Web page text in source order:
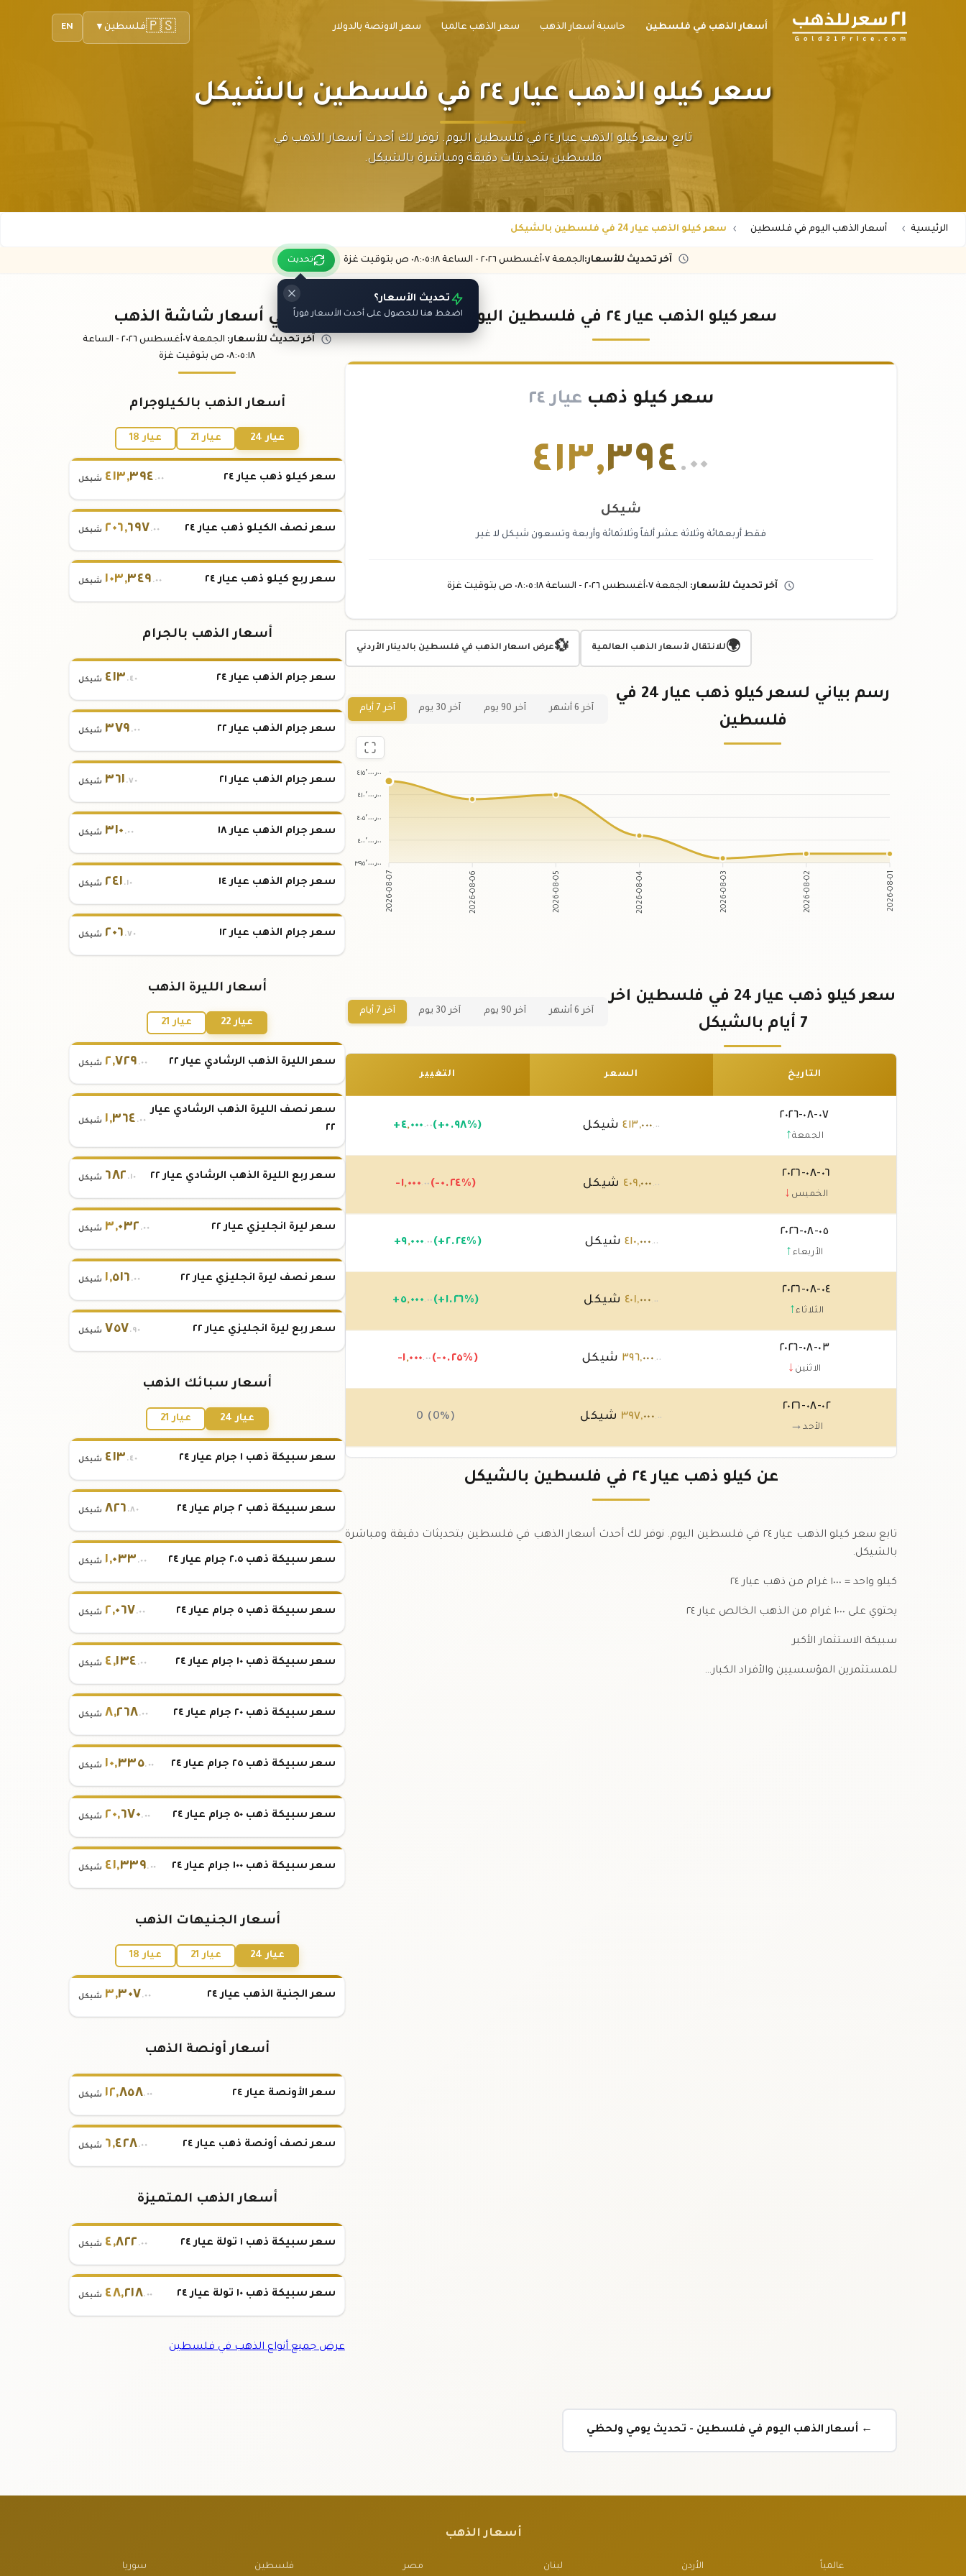
أسعار الذهب في فلسطين حاسبة أسعار الذهب سعر الذهب عالميا سعر الاونصة بالدولار EN 🇵🇸فلسطين ▼
سعر كيلو الذهب عيار ٢٤ في فلسطين بالشيكل
تابع سعر كيلو الذهب عيار ٢٤ في فلسطين اليوم. نوفر لك أحدث أسعار الذهب في
فلسطين بتحديثات دقيقة ومباشرة بالشيكل.
الرئيسية أسعار الذهب اليوم في فلسطين سعر كيلو الذهب عيار 24 في فلسطين بالشيكل
آخر تحديث للأسعار:الجمعة ٠٧ أغسطس ٢٠٢٦ - الساعة ٠٨:٠٥:١٨ ص بتوقيت غزة تحديث
تحديث الأسعار؟
اضغط هنا للحصول على أحدث الأسعار فوراً سعر كيلو الذهب عيار ٢٤ في فلسطين اليوم
سعر كيلو ذهب عيار ٢٤
٤١٣,٣٩٤.٠٠
شيكل
فقط أربعمائة وثلاثة عشر ألفاً وثلاثمائة وأربعة وتسعون شيكل لا غير
آخر تحديث للأسعار: الجمعة ٠٧ أغسطس ٢٠٢٦ - الساعة :١٨ ص بتوقيت غزة
🌍للانتقال لأسعار الذهب العالمية 💱عرض اسعار الذهب في فلسطين بالدينار الأردني
رسم بياني لسعر كيلو ذهب عيار 24 في
فلسطين
آخر 6 أشهر آخر 90 يوم آخر 30 يوم آخر 7 أيام
٤١٥٬٠٠٠٫٠٠
٤١٠٬٠٠٠٫٠٠
٤٠٥٬٠٠٠٫٠٠
٤٠٠٬٠٠٠٫٠٠
٣٩٥٬٠٠٠٫٠٠
2026-08-07 2026-08-06 2026-08-05 2026-08-04 2026-08-03 2026-08-02 2026-08-01
سعر كيلو ذهب عيار 24 في فلسطين اخر
7 أيام بالشيكل
آخر 6 أشهر آخر 90 يوم آخر 30 يوم آخر 7 أيام
التاريخ السعر التغيير
٠٧-٠٨-٢٠٢٦
الجمعة↑
٤١٣,٠٠٠.٠٠ شيكل +٤,٠٠٠ .٠٠ (+٠.٩٨%)
٠٦-٠٨-٢٠٢٦
الخميس ↓
٤٠٩,٠٠٠ .٠٠ شيكل -١,٠٠٠ .٠٠ (-٠.٢٤%)
٠٥-٠٨-٢٠٢٦
الأربعاء ↑
٤١٠,٠٠٠.٠٠ شيكل +٩,٠٠٠ .٠٠ (+٢.٢٤%)
٠٤-٠٨-٢٠٢٦
الثلاثاء↑
٤٠١,٠٠٠.٠٠ شيكل +٥,٠٠٠ .٠٠ (+١.٢٦%)
٠٣-٠٨-٢٠٢٦
الاثنين ↓
٣٩٦,٠٠٠.٠٠ شيكل -١,٠٠٠ .٠٠ (-٠.٢٥%)
٠٢-٠٨-٢٠٢٦
الأحد→
٣٩٧,٠٠٠.٠٠ شيكل 0 (0%)
٣٩٧,٠٠٠.٠٠ شيكل (-٠.٢٥%) عن كيلو ذهب عيار ٢٤ في فلسطين بالشيكل
تابع سعر كيلو الذهب عيار ٢٤ في فلسطين اليوم. نوفر لك أحدث أسعار الذهب في فلسطين بتحديثات دقيقة ومباشرة
بالشيكل.
كيلو واحد = ١٠٠٠ غرام من ذهب عيار ٢٤
يحتوي على ١٠٠٠ غرام من الذهب الخالص عيار ٢٤
سبيكة الاستثمار الأكبر
للمستثمرين المؤسسيين والأفراد الكبار…
باقي أسعار شاشة الذهب
آخر تحديث للأسعار: الجمعة ٠٧ أغسطس ٢٠٢٦ -
الساعة
٠٨:٠٥:١٨ ص بتوقيت غزة
أسعار الذهب بالكيلوجرام
عيار 24 عيار 21 عيار 18
سعر كيلو ذهب عيار ٢٤ ٤١٣,٣٩٤ .٠٠ شيكل
سعر نصف الكيلو ذهب عيار ٢٤ ٢٠٦,٦٩٧ .٠٠ شيكل
سعر ربع كيلو ذهب عيار ٢٤ ١٠٣,٣٤٩ .٠٠ شيكل
أسعار الذهب بالجرام
سعر جرام الذهب عيار ٢٤ ٤١٣ .٤٠ شيكل
سعر جرام الذهب عيار ٢٢ ٣٧٩ .٠٠ شيكل
سعر جرام الذهب عيار ٢١ ٣٦١ .٧٠ شيكل
سعر جرام الذهب عيار ١٨ ٣١٠ .٠٠ شيكل
سعر جرام الذهب عيار ١٤ ٢٤١ .١٠ شيكل
سعر جرام الذهب عيار ١٢ ٢٠٦ .٧٠ شيكل
أسعار الليرة الذهب
عيار 22 عيار 21
سعر الليرة الذهب الرشادي عيار ٢٢ ٢,٧٢٩ .٠٠ شيكل
سعر نصف الليرة الذهب الرشادي عيار
٢٢
١,٣٦٤ .٠٠ شيكل
سعر ربع الليرة الذهب الرشادي عيار ٢٢ ٦٨٢ .١٠ شيكل
سعر ليرة انجليزي عيار ٢٢ ٣,٠٣٢ .٠٠ شيكل
سعر نصف ليرة انجليزي عيار ٢٢ ١,٥١٦ .٠٠ شيكل
سعر ربع ليرة انجليزي عيار ٢٢ ٧٥٧ .٩٠ شيكل
أسعار سبائك الذهب
عيار 24 عيار 21
سعر سبيكة ذهب ١ جرام عيار ٢٤ ٤١٣ .٤٠ شيكل
سعر سبيكة ذهب ٢ جرام عيار ٢٤ ٨٢٦ .٨٠ شيكل
سعر سبيكة ذهب ٢.٥ جرام عيار ٢٤ ١,٠٣٣ .٠٠ شيكل
سعر سبيكة ذهب ٥ جرام عيار ٢٤ ٢,٠٦٧ .٠٠ شيكل
سعر سبيكة ذهب ١٠ جرام عيار ٢٤ ٤,١٣٤ .٠٠ شيكل
سعر سبيكة ذهب ٢٠ جرام عيار ٢٤ ٨,٢٦٨.٠٠ شيكل
سعر سبيكة ذهب ٢٥ جرام عيار ٢٤ ١٠,٣٣٥.٠٠ شيكل
سعر سبيكة ذهب ٥٠ جرام عيار ٢٤ ٢٠,٦٧٠.٠٠ شيكل
سعر سبيكة ذهب ١٠٠ جرام عيار ٢٤ ٤١,٣٣٩.٠٠ شيكل
أسعار الجنيهات الذهب
عيار 24 عيار 21 عيار 18
سعر الجنية الذهب عيار ٢٤ ٣,٣٠٧ .٠٠ شيكل
أسعار أونصة الذهب
سعر الأونصة عيار ٢٤ ١٢,٨٥٨.٠٠ شيكل
سعر نصف أونصة ذهب عيار ٢٤ ٦,٤٢٨.٠٠ شيكل
أسعار الذهب المتميزة
سعر سبيكة ذهب ١ تولة عيار ٢٤ ٤,٨٢٢ .٠٠ شيكل
سعر سبيكة ذهب ١٠ تولة عيار ٢٤ ٤٨,٢١٨.٠٠ شيكل
عرض جميع أنواع الذهب في فلسطين
← أسعار الذهب اليوم في فلسطين - تحديث يومي ولحظي
أسعار الذهب
عالمياً الأردن لبنان مصر فلسطين سوريا